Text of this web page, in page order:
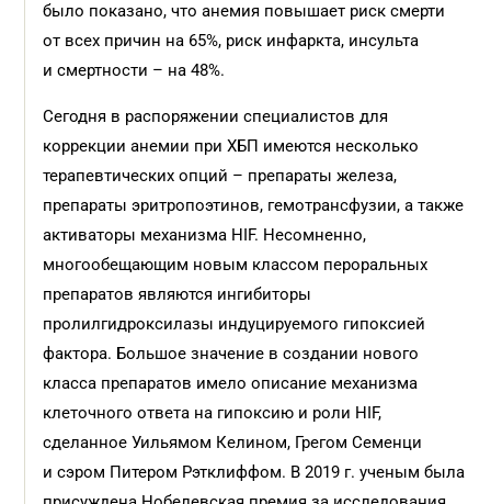
было показано, что анемия повышает риск смерти
от всех причин на 65%, риск инфаркта, инсульта
и смертности – на 48%.
Сегодня в распоряжении специалистов для
коррекции анемии при ХБП имеются несколько
терапевтических опций – препараты железа,
препараты эритропоэтинов, гемотрансфузии, а также
активаторы механизма HIF. Несомненно,
многообещающим новым классом пероральных
препаратов являются ингибиторы
пролилгидроксилазы индуцируемого гипоксией
фактора. Большое значение в создании нового
класса препаратов имело описание механизма
клеточного ответа на гипоксию и роли HIF,
сделанное Уильямом Келином, Грегом Семенци
и сэром Питером Рэтклиффом. В 2019 г. ученым была